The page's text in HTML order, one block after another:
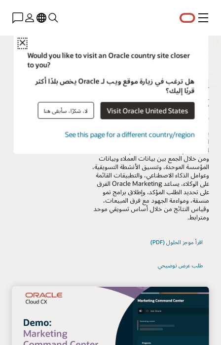
القائمة
Close
Would you like to visit an Oracle country site closer
to you?
هل ترغب في زيارة موقع ويب لـ Oracle يخص بلدًا أكثر
قربًا إليك؟
Visit Oracle United States لا، شكرًا، سأبقى هنا
See this page for a different country/region
Oracle Fusion Cloud
Marketing
يساعد Oracle Fusion Cloud Marketing
المؤسسات على الانتقال من تنفيذ الحملات
التسويقية إلى تنسيق النمو القائم على الوكلاء.
ومن خلال الجمع بين بيانات العملاء وبيانات
المؤسسة الموحدة، وتنسيق الأنشطة التسويقية،
وعوامل الذكاء الاصطناعي، والتطبيقات القائمة
على الوكلاء، يساعد Oracle Marketing الفرق
على تحديد الطلب المؤكد، وإطلاق برامج نمو
منسقة، ومواءمة الجهود مع فرق المبيعات،
وقياس النتائج من خلال أساس تسويقي موحد
ومترابط.
اقرأ موجز الحلول (PDF)
طلب عرض توضيحي